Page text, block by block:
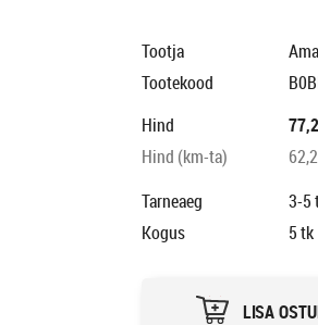
Tootja
Tootekood
Hind
Hind (km-ta)
Tarneaeg
3-5
Kogus
5tk
LISA